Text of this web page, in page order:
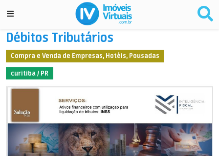
Débitos Tributários
Compra e Venda de Empresas, Hotéis, Pousadas
curitiba / PR